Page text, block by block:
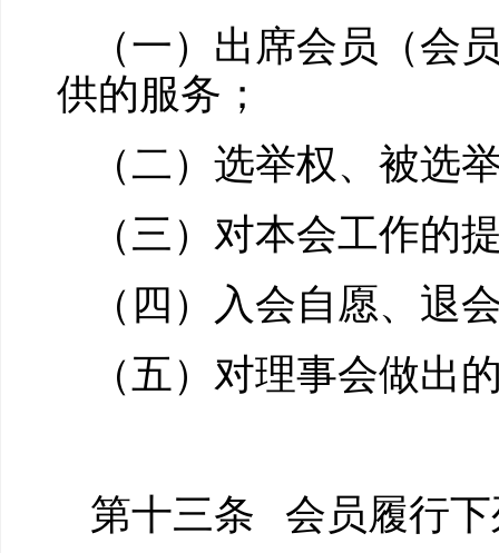
（一）出席会员（会
供的服务；
（二）选举权、被选
（三）对本会工作的
（四）入会自愿、退
（五）对理事会做出
第十三条 会员履行下